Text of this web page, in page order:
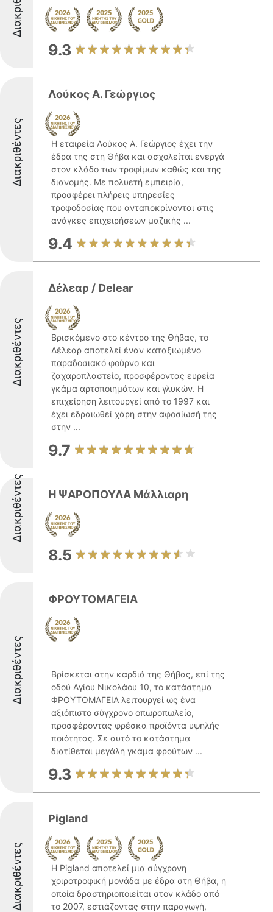
9.3
Διακριθέντες
Λούκος Α. Γεώργιος
Η εταιρεία Λούκος Α. Γεώργιος έχει την
έδρα της στη Θήβα και ασχολείται ενεργά
στον κλάδο των τροφίμων καθώς και της
διανομής. Με πολυετή εμπειρία,
προσφέρει πλήρεις υπηρεσίες
τροφοδοσίας που ανταποκρίνονται στις
ανάγκες επιχειρήσεων μαζικής ...
9.4
Διακριθέντες
Δέλεαρ / Delear
Βρισκόμενο στο κέντρο της Θήβας, το
Δέλεαρ αποτελεί έναν καταξιωμένο
παραδοσιακό φούρνο και
ζαχαροπλαστείο, προσφέροντας ευρεία
γκάμα αρτοποιημάτων και γλυκών. Η
επιχείρηση λειτουργεί από το 1997 και
έχει εδραιωθεί χάρη στην αφοσίωσή της
στην ...
9.7
Διακριθέντες Η ΨΑΡΟΠΟΥΛΑ Μάλλιαρη
8.5
Διακριθέντες
ΦΡΟΥΤΟΜΑΓΕΙΑ
Βρίσκεται στην καρδιά της Θήβας, επί της
οδού Αγίου Νικολάου 10, το κατάστημα
ΦΡΟΥΤΟΜΑΓΕΙΑ λειτουργεί ως ένα
αξιόπιστο σύγχρονο οπωροπωλείο,
προσφέροντας φρέσκα προϊόντα υψηλής
ποιότητας. Σε αυτό το κατάστημα
διατίθεται μεγάλη γκάμα φρούτων ...
9.3
Διακριθέντες
Pigland
Η Pigland αποτελεί μια σύγχρονη
χοιροτροφική μονάδα με έδρα στη Θήβα, η
οποία δραστηριοποιείται στον κλάδο από
το 2007, εστιάζοντας στην παραγωγή,